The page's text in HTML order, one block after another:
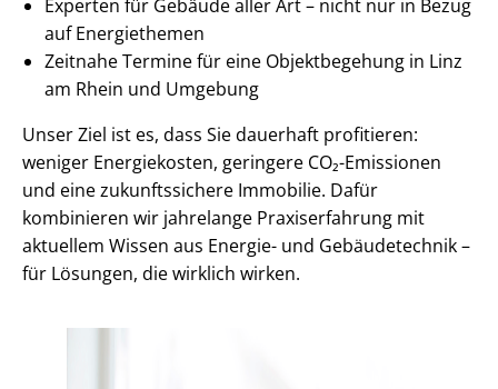
Experten für Gebäude aller Art – nicht nur in Bezug
auf Energiethemen
Zeitnahe Termine für eine Objektbegehung in Linz
am Rhein und Umgebung
Unser Ziel ist es, dass Sie dauerhaft profitieren:
weniger Energiekosten, geringere CO₂-Emissionen
und eine zukunftssichere Immobilie. Dafür
kombinieren wir jahrelange Praxiserfahrung mit
aktuellem Wissen aus Energie- und Gebäudetechnik –
für Lösungen, die wirklich wirken.